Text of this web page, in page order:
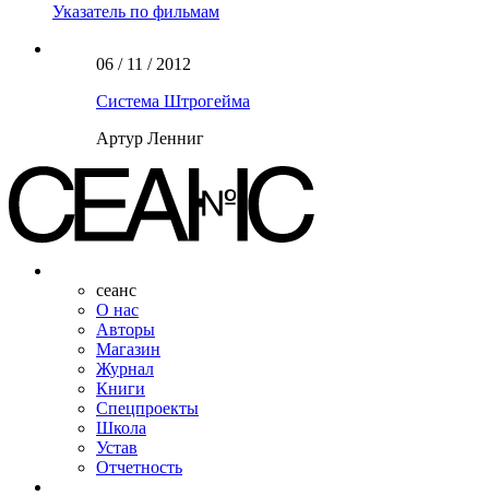
Указатель по фильмам
06 / 11 / 2012
Система Штрогейма
Артур Ленниг
сеанс
О нас
Авторы
Магазин
Журнал
Книги
Спецпроекты
Школа
Устав
Отчетность